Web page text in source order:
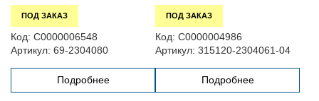
ПОД ЗАКАЗ
Код: С0000006548
Артикул: 69-2304080
Подробнее
ПОД ЗАКАЗ
Код: С0000004986
Артикул: 315120-2304061-04
Подробнее